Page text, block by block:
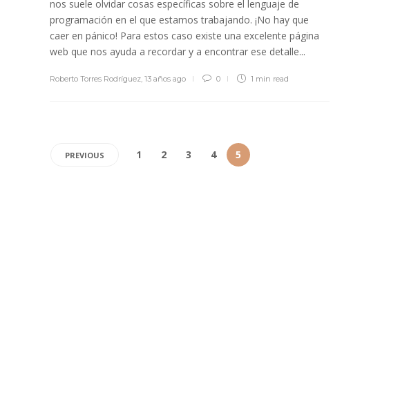
nos suele olvidar cosas específicas sobre el lenguaje de
programación en el que estamos trabajando. ¡No hay que
caer en pánico! Para estos caso existe una excelente página
web que nos ayuda a recordar y a encontrar ese detalle...
Roberto Torres Rodríguez, 13 años ago 0 1 min read
PREVIOUS 1 2 3 4 5